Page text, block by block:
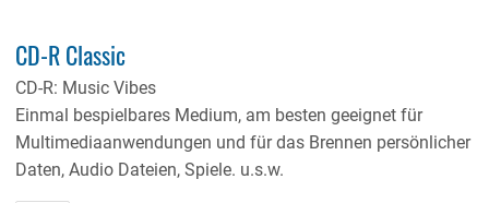
CD-R Classic
CD-R: Music Vibes
Einmal bespielbares Medium, am besten geeignet für
Multimediaanwendungen und für das Brennen persönlicher
Daten, Audio Dateien, Spiele. u.s.w.